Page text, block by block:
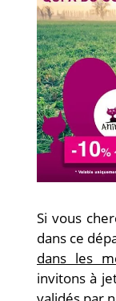
Si vous
dans ce
dans les
invitons à